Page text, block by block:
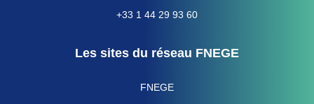
+33 1 44 29 93 60
Les sites du réseau FNEGE
FNEGE